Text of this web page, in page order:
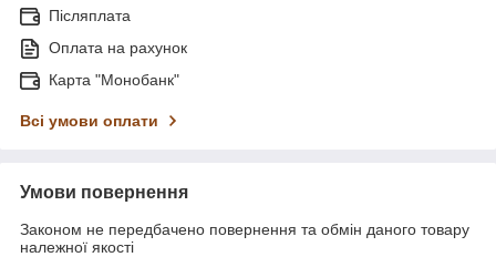
Післяплата
Оплата на рахунок
Карта "Монобанк"
Всі умови оплати
Умови повернення
Законом не передбачено повернення та обмін даного товару
належної якості